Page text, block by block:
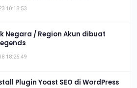
10:18:53
Negara / Region Akun dibuat
18:26:49
Plugin Yoast SEO di WordPress